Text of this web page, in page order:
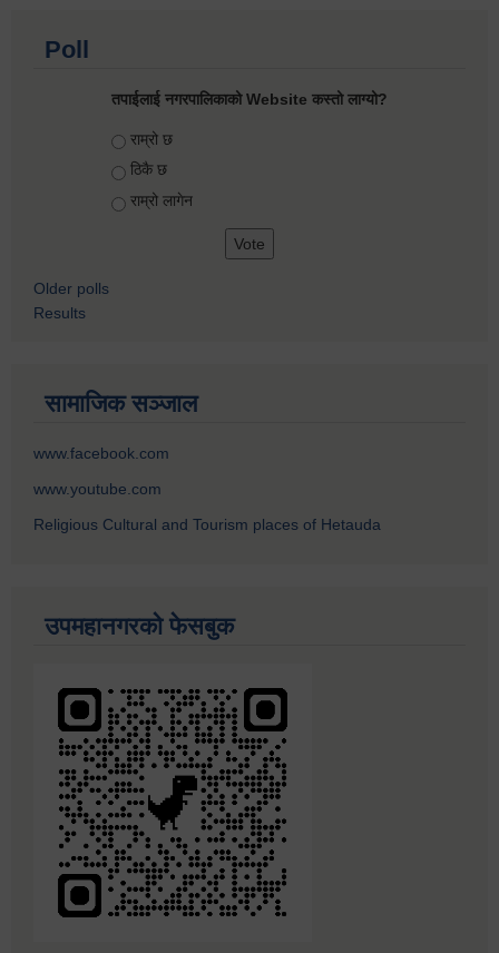
Poll
तपाईलाई नगरपालिकाको Website कस्तो लाग्यो?
Choices
राम्रो छ
ठिकै छ
राम्रो लागेन
Older polls
Results
सामाजिक सञ्जाल
www.facebook.com
www.youtube.com
Religious Cultural and Tourism places of Hetauda
उपमहानगरको फेसबुक